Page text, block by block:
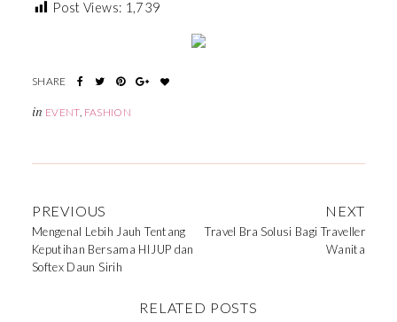
Post Views: 1,739
in EVENT, FASHION
PREVIOUS
Mengenal Lebih Jauh Tentang
Keputihan Bersama HIJUP dan
Softex Daun Sirih
NEXT
Travel Bra Solusi Bagi Traveller
Wanita
RELATED POSTS